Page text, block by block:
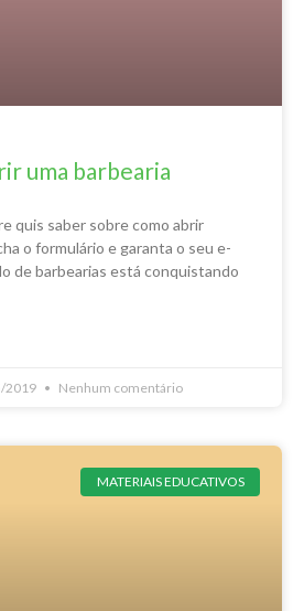
uma barbearia
quis saber sobre como abrir
o formulário e garanta o seu e-
de barbearias está conquistando
2019 Nenhum comentário
MATERIAIS EDUCATIVOS